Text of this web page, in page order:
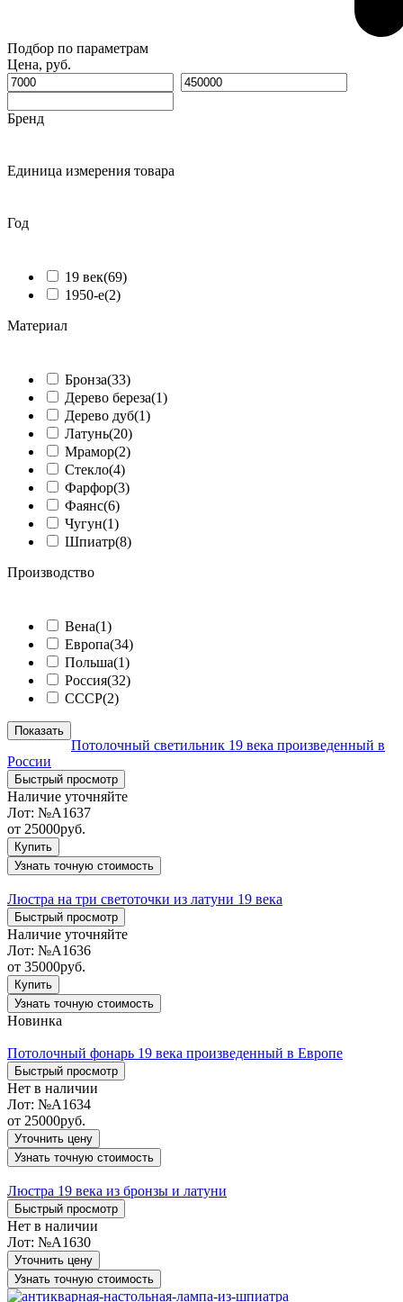
Подбор по параметрам
Цена, руб.
Бренд
Единица измерения товара
Год
19 век(69)
1950-е(2)
Материал
Бронза(33)
Дерево береза(1)
Дерево дуб(1)
Латунь(20)
Мрамор(2)
Стекло(4)
Фарфор(3)
Фаянс(6)
Чугун(1)
Шпиатр(8)
Производство
Вена(1)
Европа(34)
Польша(1)
Россия(32)
СССР(2)
Показать
Потолочный светильник 19 века произведенный в
России
Быстрый просмотр
Наличие уточняйте
Лот: №А1637
от 25000руб.
Купить
Узнать точную стоимость
Люстра на три светоточки из латуни 19 века
Быстрый просмотр
Наличие уточняйте
Лот: №А1636
от 35000руб.
Купить
Узнать точную стоимость
Новинка
Потолочный фонарь 19 века произведенный в Европе
Быстрый просмотр
Нет в наличии
Лот: №А1634
от 25000руб.
Уточнить цену
Узнать точную стоимость
Люстра 19 века из бронзы и латуни
Быстрый просмотр
Нет в наличии
Лот: №А1630
Уточнить цену
Узнать точную стоимость